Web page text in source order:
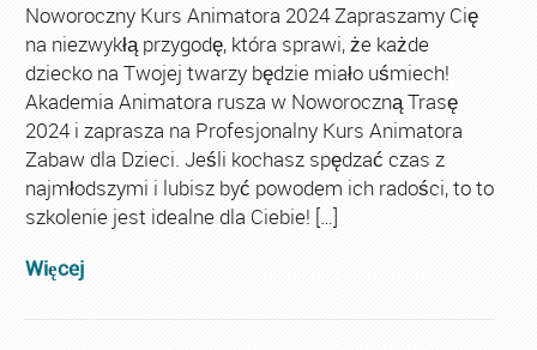
Noworoczny Kurs Animatora 2024 Zapraszamy Cię
na niezwykłą przygodę, która sprawi, że każde
dziecko na Twojej twarzy będzie miało uśmiech!
Akademia Animatora rusza w Noworoczną Trasę
2024 i zaprasza na Profesjonalny Kurs Animatora
Zabaw dla Dzieci. Jeśli kochasz spędzać czas z
najmłodszymi i lubisz być powodem ich radości, to to
szkolenie jest idealne dla Ciebie! […]
Więcej